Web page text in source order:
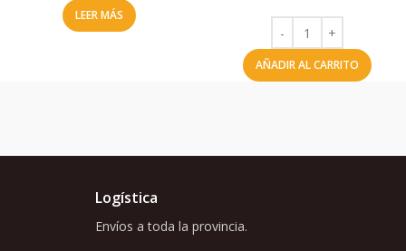
LEER MÁS
AÑADIR AL CARRITO
Logística
Envíos a toda la provincia.